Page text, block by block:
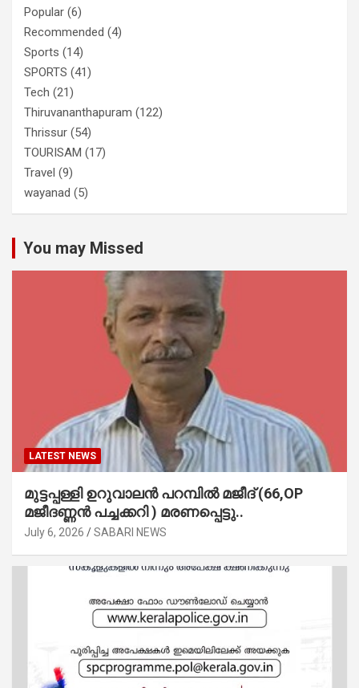
Popular (6)
Recommended (4)
Sports (14)
SPORTS (41)
Tech (21)
Thiruvananthapuram (122)
Thrissur (54)
TOURISAM (17)
Travel (9)
wayanad (5)
You may Missed
LATEST NEWS
മുട്ടപ്പള്ളി ഉറുവാലൻ പറമ്പിൽ മജീദ് (66,OP
മജീദണ്ണൻ പച്ചക്കറി ) മരണപ്പെട്ടു..
July 6, 2026 SABARI NEWS